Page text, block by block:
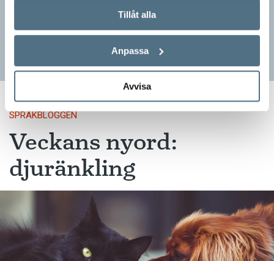
Tillåt alla
Anpassa
Avvisa
kommunslogan kombinerar ett träffsäkert budskap om
…
SPRÅKBLOGGEN
Veckans nyord:
djuränkling